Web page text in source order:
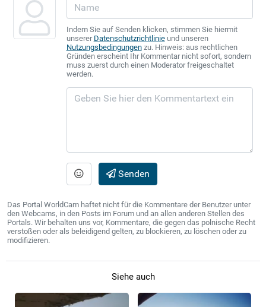
Indem Sie auf Senden klicken, stimmen Sie hiermit
unserer Datenschutzrichtlinieund unseren
Nutzungsbedingungenzu. Hinweis: aus rechtlichen
Gründen erscheint Ihr Kommentar nicht sofort, sondern
muss zuerst durch einen Moderator freigeschaltet
werden.
Senden
Das Portal WorldCam haftet nicht für die Kommentare der Benutzer unter
den Webcams, in den Posts im Forum und an allen anderen Stellen des
Portals. Wir behalten uns vor, Kommentare, die gegen das polnische Recht
verstoßen oder als beleidigend gelten, zu blockieren, zu löschen oder zu
modifizieren.
Siehe auch